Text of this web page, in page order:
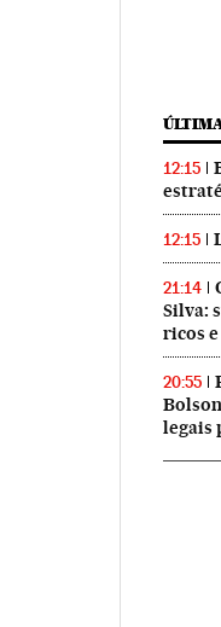
12:15
12:15
21:14
Silva:
ricos
20:55
legais